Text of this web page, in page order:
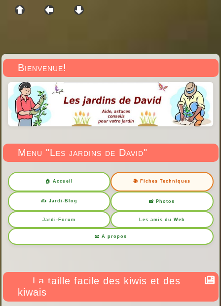
Bienvenue!
Menu "Les jardins de David"
🏠 Accueil 📚 Fiches Techniques
✍️ Jardi-Blog 📸 Photos
Jardi-Forum Les amis du Web
📧 A propos
La taille facile des kiwis et des
kiwais